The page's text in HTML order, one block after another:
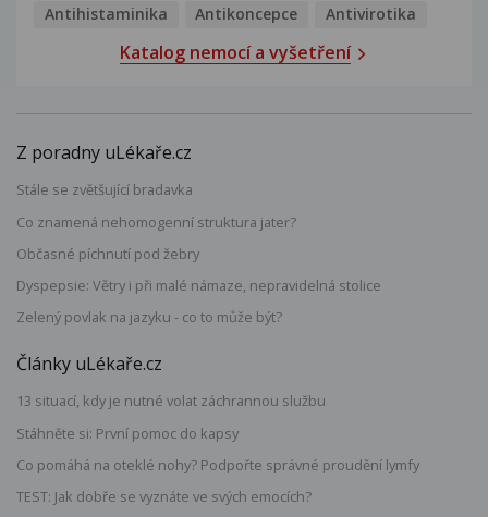
Antihistaminika
Antikoncepce Antivirotika
Katalog nemocí a vyšetření
Z poradny uLékaře.cz
Stále se zvětšující bradavka
Co znamená nehomogenní struktura jater?
Občasné píchnutí pod žebry
Dyspepsie: Větry i při malé námaze, nepravidelná stolice
Zelený povlak na jazyku - co to může být?
Články uLékaře.cz
13 situací, kdy je nutné volat záchrannou službu
Stáhněte si: První pomoc do kapsy
Co pomáhá na oteklé nohy? Podpořte správné proudění lymfy
TEST: Jak dobře se vyznáte ve svých emocích?